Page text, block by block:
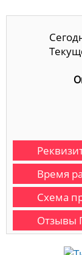
Время
Схема
Отзывы